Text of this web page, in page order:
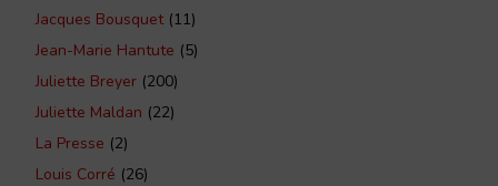
Jacques Bousquet(11)
Jean-Marie Hantute (5)
Juliette Breyer (200)
Juliette Maldan (22)
La Presse (2)
Louis Corré (26)